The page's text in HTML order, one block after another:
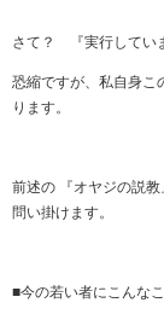
さて？ 『実行してい
恐縮ですが、私自身こ
ります。
前述の 『オヤジの説
問い掛けます。
■今の若い者にこんな